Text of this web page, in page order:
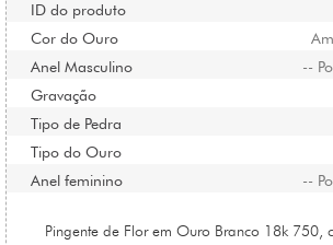
ID do produto
Cor do Ouro
Anel Masculino --
Gravação
Tipo de Pedra
Tipo do Ouro
Anel feminino --
Pingente de Flor em Ouro Branco 18k 750,